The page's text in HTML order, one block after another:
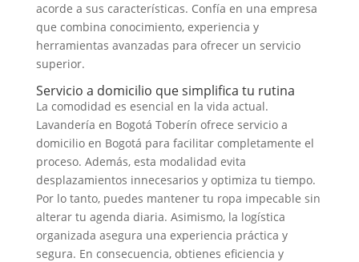
acorde a sus características. Confía en una empresa
que combina conocimiento, experiencia y
herramientas avanzadas para ofrecer un servicio
superior.
Servicio a domicilio que simplifica tu rutina
La comodidad es esencial en la vida actual.
Lavandería en Bogotá Toberín ofrece servicio a
domicilio en Bogotá para facilitar completamente el
proceso. Además, esta modalidad evita
desplazamientos innecesarios y optimiza tu tiempo.
Por lo tanto, puedes mantener tu ropa impecable sin
alterar tu agenda diaria. Asimismo, la logística
organizada asegura una experiencia práctica y
segura. En consecuencia, obtienes eficiencia y